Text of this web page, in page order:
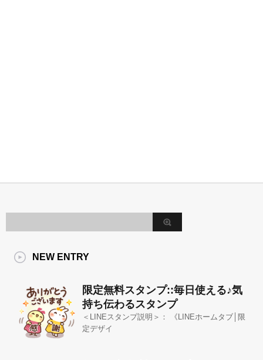
NEW ENTRY
限定無料スタンプ::毎日使える♪気
持ち伝わるスタンプ
＜LINEスタンプ説明＞： 《LINEホームタブ│限
定デザイ